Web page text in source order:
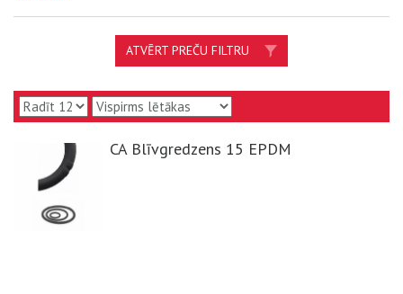
ATVĒRT PREČU FILTRU
CA Blīvgredzens 15 EPDM